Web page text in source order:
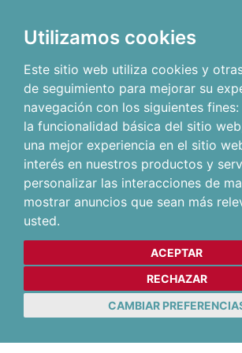
Utilizamos cookies
Este sitio web utiliza cookies y
de seguimiento para mejorar su
navegación con los siguientes fines:
la funcionalidad básica del sitio web
una mejor experiencia en el sitio
interés en nuestros productos y
personalizar las interacciones de
mostrar anuncios que sean más
usted.
ACEPTAR
RECHAZAR
CAMBIAR